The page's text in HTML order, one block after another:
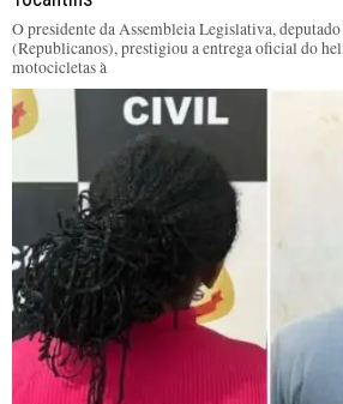
O presidente da Assembleia Legislativa,
(Republicanos), prestigiou a entrega oficial do
motocicletas à